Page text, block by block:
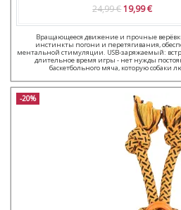
24,99 €19,99 €
Вращающееся движение и прочные
инстинкты погони и перетягивания,
ментальной стимуляции. USB-заряжаемый:
длительное время игры - нет нужды
баскетбольного мяча, которую собаки
-20%